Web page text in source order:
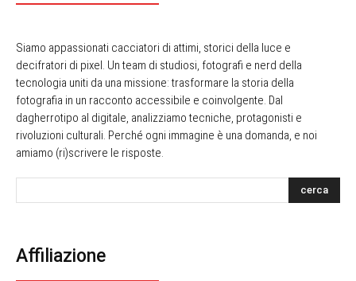
Siamo appassionati cacciatori di attimi, storici della luce e
decifratori di pixel. Un team di studiosi, fotografi e nerd della
tecnologia uniti da una missione: trasformare la storia della
fotografia in un racconto accessibile e coinvolgente. Dal
dagherrotipo al digitale, analizziamo tecniche, protagonisti e
rivoluzioni culturali. Perché ogni immagine è una domanda, e noi
amiamo (ri)scrivere le risposte.
cerca
Affiliazione